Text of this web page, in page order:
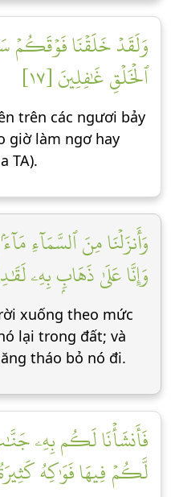
وَلَقَدۡ خَلَقۡنَا فَوۡقَكُمۡ
ٱلۡخَلۡقِ غَٰفِلِينَ [١٧]
trên các ngươi bảy
giờ làm ngơ hay
TA).
وَأَنزَلۡنَا مِنَ ٱلسَّمَآءِ
وَإِنَّا عَلَىٰ ذَهَابِۭ بِهِۦ
xuống theo mức
lại trong đất; và
tháo bỏ nó đi.
فَأَنشَأۡنَا لَكُم بِهِۦ
لَّكُمۡ فِيهَا فَوَٰكِهُ